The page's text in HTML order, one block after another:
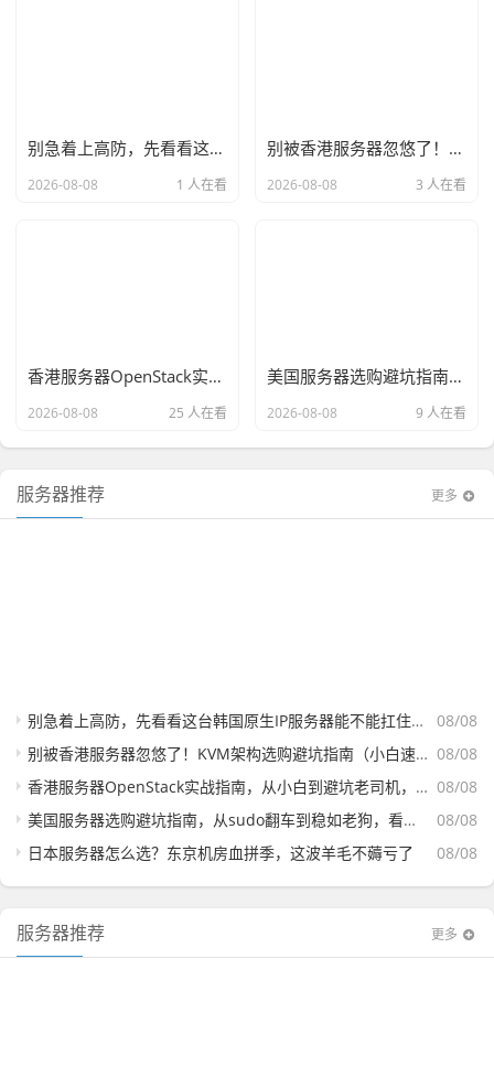
别急着上高防，先看看这台韩国原生IP服务器能不能扛住DDoS—三区实测+加固方案复盘
2026-08-08 1 人在看
别被香港服务器忽悠了！KVM架构选购避坑指南（小白速成版）
2026-08-08 3 人在看
香港服务器OpenStack实战指南，从小白到避坑老司机，一篇讲透
2026-08-08 25 人在看
美国服务器选购避坑指南，从sudo翻车到稳如老狗，看这篇就够了
2026-08-08 9 人在看
服务器推荐 更多
08/08
别急着上高防，先看看这台韩国原生IP服务器能不能扛住DDoS—三区实测+加固方案复盘
08/08
别被香港服务器忽悠了！KVM架构选购避坑指南（小白速成版）
08/08
香港服务器OpenStack实战指南，从小白到避坑老司机，一篇讲透
08/08
美国服务器选购避坑指南，从sudo翻车到稳如老狗，看这篇就够了
08/08
日本服务器怎么选？东京机房血拼季，这波羊毛不薅亏了
服务器推荐 更多